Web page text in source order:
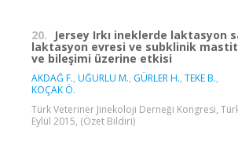
20. Jersey Irkı ineklerde laktasyon
laktasyon evresi ve subklinik
ve bileşimi üzerine etkisi
AKDAĞ F., UĞURLU M., GÜRLER H., TEKE B.,
KOÇAK Ö.
Türk Veteriner Jinekoloji Derneği Kongresi,
Eylül 2015, (Özet Bildiri)